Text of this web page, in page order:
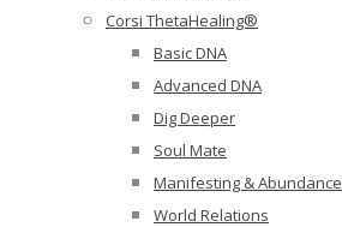
Corsi ThetaHealing®
Basic DNA
Advanced DNA
Dig Deeper
Soul Mate
Manifesting & Abundance
World Relations